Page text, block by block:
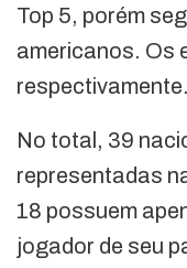
Top 5, porém
americanos. Os
respectivamente.
No total, 39
representadas
18 possuem
jogador de seu